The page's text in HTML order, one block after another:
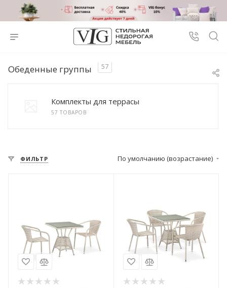
Обеденные группы 57
Комплекты для террасы
57 ТОВАРОВ
ФИЛЬТР По умолчанию (возрастание)